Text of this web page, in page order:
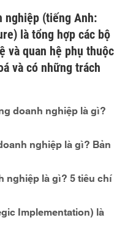
nghiệp (tiếng Anh:
là tổng hợp các bộ
và quan hệ phụ thuộc
và có những trách
doanh nghiệp là gì?
nghiệp là gì? Bản
nghiệp là gì? 5 tiêu chí
Implementation) là